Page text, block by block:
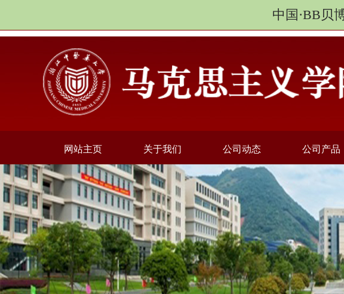
中国·BB贝
网站主页 关于我们 公司动态 公司产品